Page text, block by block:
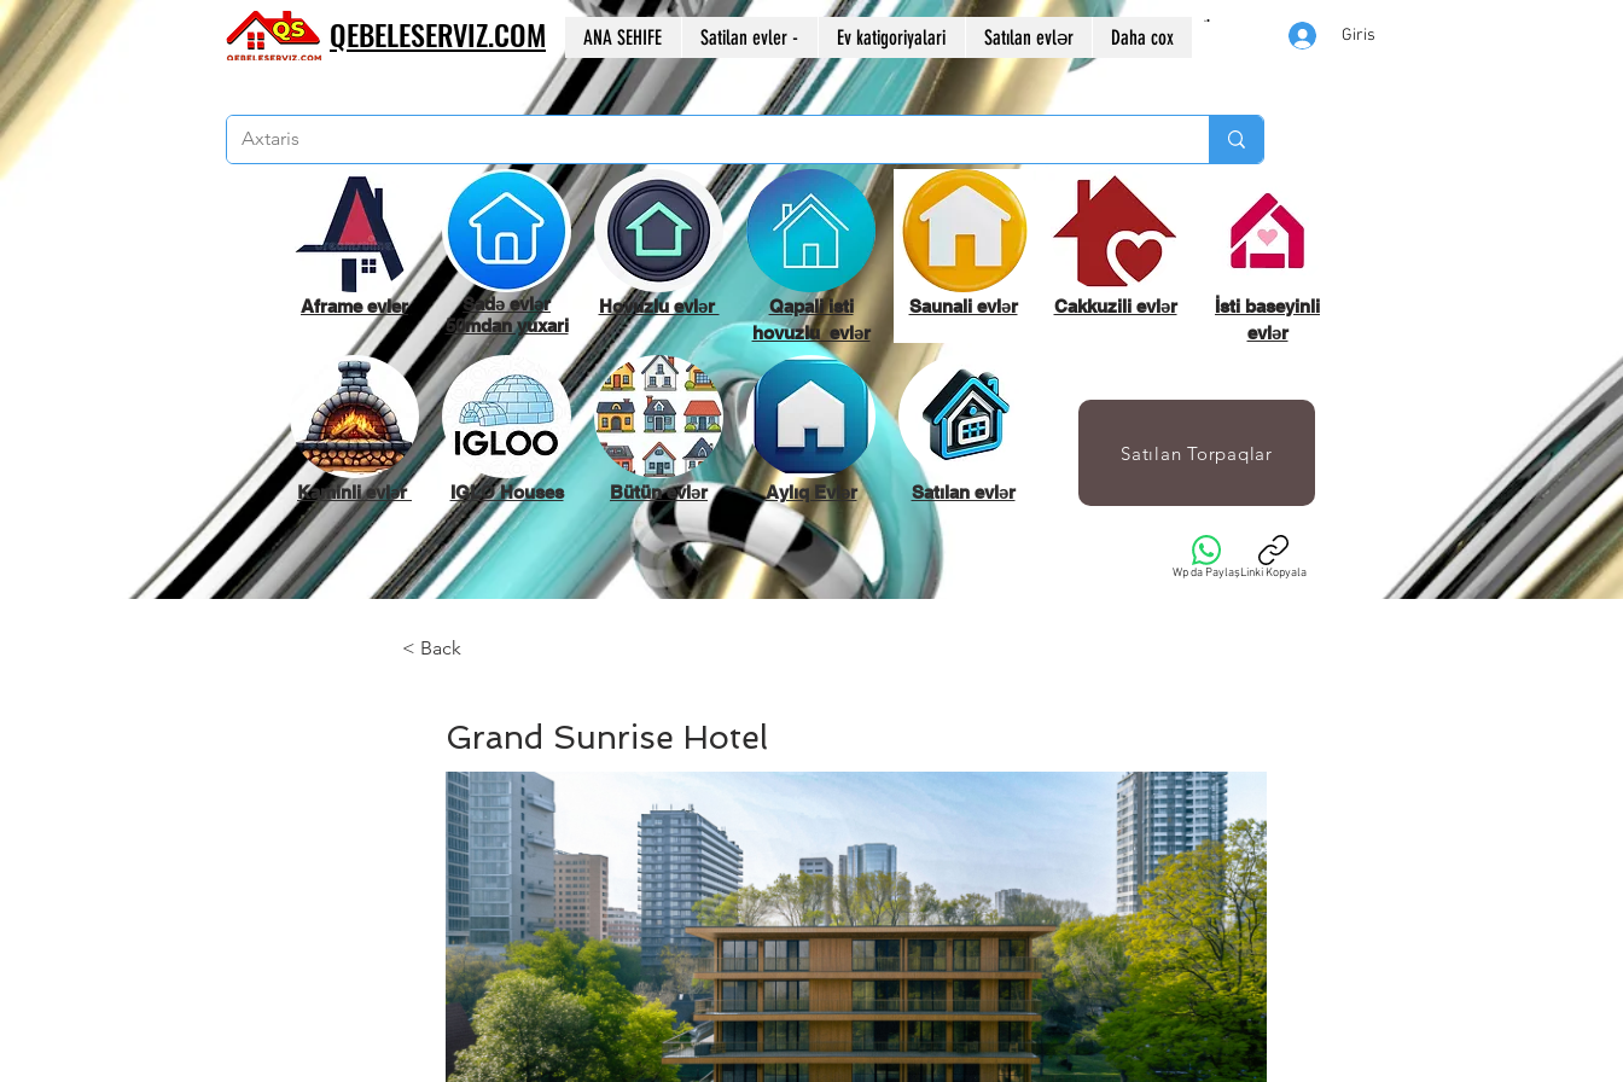
QEBELESERVIZ.COM ANA SEHIFE Satilan evler - Ev katigoriyalari Satılan evlər Daha cox Giris
Aframe evler
Kaminli evlər
Sadə evlər
50mdan yuxari
IGLO Houses
Hovuzlu evlər
Bütün evlər
Qapali isti
hovuzlu evlər
Aylıq Evlər
Saunali evlər
Satılan evlər
Cakkuzili evlər
İsti baseyinli
evlər
Satılan Torpaqlar
Wp da PaylaşLinki Kopyala
< Back
Grand Sunrise Hotel